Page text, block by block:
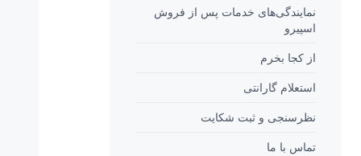
نمایندگی‌های خدمات پس از فروش
اسپیرو
از کجا بخرم
استعلام گارانتی
نظرسنجی و ثبت شکایت
تماس با ما
خستگی کمتر چشم ها با فناوری Flicker-Free
می شود.
صفحه نمایش و کاهش سوسو زدن به کار برده است تا شما تجربه
باشید.